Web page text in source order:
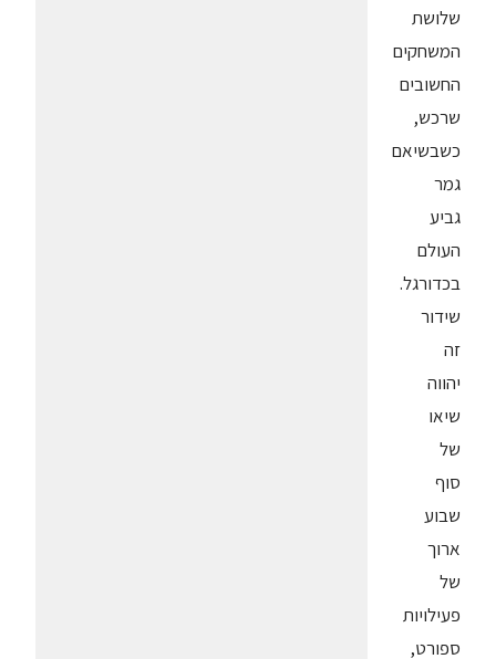
שלושת
המשחקים
החשובים
שרכש,
כשבשיאם
גמר
גביע
העולם
בכדורגל.
שידור
זה
יהווה
שיאו
של
סוף
שבוע
ארוך
של
פעילויות
ספורט,